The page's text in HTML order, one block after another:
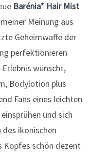
Barénia* Hair Mist
Meinung aus
Geheimwaffe der
perfektionieren
wünscht,
Bodylotion plus
Fans eines leichten
und sich
ikonischen
Kopfes schön dezent